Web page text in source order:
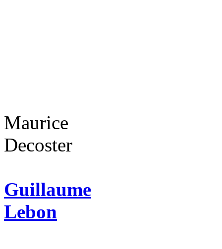
Maurice
Decoster
Guillaume
Lebon